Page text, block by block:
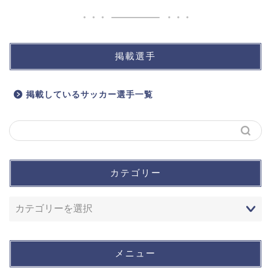
掲載選手
掲載しているサッカー選手一覧
カテゴリー
メニュー